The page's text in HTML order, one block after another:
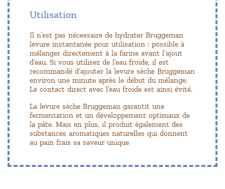
Utilisation
Il n’est pas nécessaire de hydrater Bruggeman
levure instantanée pour utilisation : possible à
mélanger directement à la farine avant l’ajout
d’eau. Si vous utilisez de l’eau froide, il est
recommandé d’ajouter la levure sèche Bruggeman
environ une minute après le début du mélange.
Le contact direct avec l’eau froide est ainsi évité.
La levure sèche Bruggeman garantit une
fermentation et un développement optimaux de
la pâte. Mais en plus, il produit également des
substances aromatiques naturelles qui donnent
au pain frais sa saveur unique